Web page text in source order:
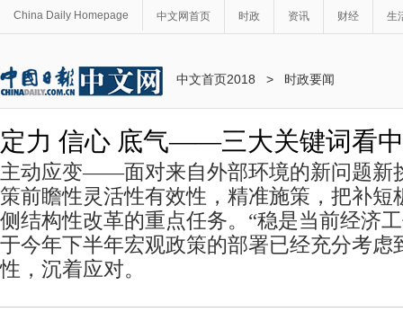
China Daily Homepage 中文网首页 时政 资讯 财经 生
中文首页2018 > 时政要闻
定力 信心 底气——三大关键词看
主动应变——面对来自外部环境的新问题新
策前瞻性灵活性有效性，精准施策，把补短
侧结构性改革的重点任务。“稳是当前经济
于今年下半年宏观政策的部署已经充分考虑
性，沉着应对。